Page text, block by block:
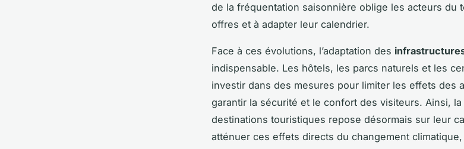
de la fréquentation saisonnière oblige les acteurs du
offres et à adapter leur calendrier.
Face à ces évolutions, l’adaptation des
indispensable. Les hôtels, les parcs naturels et les
investir dans des mesures pour limiter les effets des
garantir la sécurité et le confort des visiteurs. Ainsi,
destinations touristiques repose désormais sur leur
atténuer ces effets directs du changement